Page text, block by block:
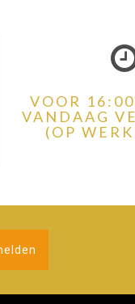
VOOR
VANDAAG
(OP